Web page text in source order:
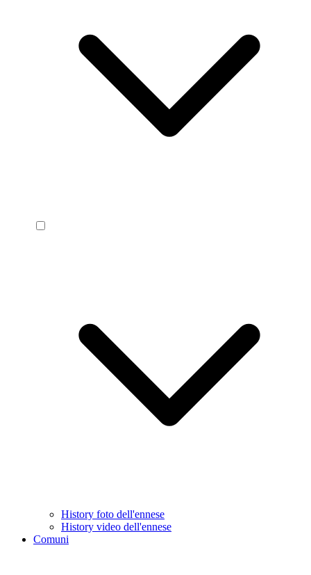
History foto dell'ennese
History video dell'ennese
Comuni